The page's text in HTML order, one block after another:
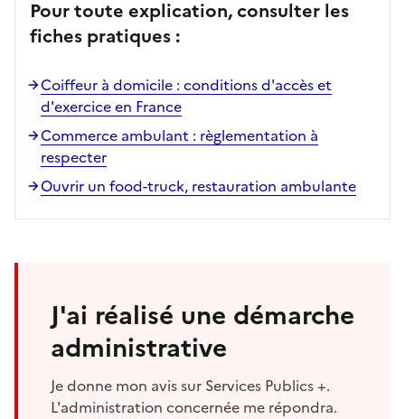
Pour toute explication, consulter les
fiches pratiques :
Coiffeur à domicile : conditions d'accès et
d'exercice en France
Commerce ambulant : règlementation à
respecter
Ouvrir un food-truck, restauration ambulante
J'ai réalisé une démarche
administrative
Je donne mon avis sur Services Publics +.
L'administration concernée me répondra.